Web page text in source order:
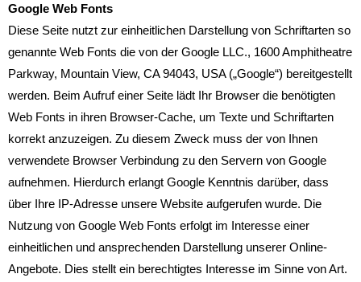
Google Web Fonts
Diese Seite nutzt zur einheitlichen Darstellung von Schriftarten so
genannte Web Fonts die von der Google LLC., 1600 Amphitheatre
Parkway, Mountain View, CA 94043, USA („Google“) bereitgestellt
werden. Beim Aufruf einer Seite lädt Ihr Browser die benötigten
Web Fonts in ihren Browser-Cache, um Texte und Schriftarten
korrekt anzuzeigen. Zu diesem Zweck muss der von Ihnen
verwendete Browser Verbindung zu den Servern von Google
aufnehmen. Hierdurch erlangt Google Kenntnis darüber, dass
über Ihre IP-Adresse unsere Website aufgerufen wurde. Die
Nutzung von Google Web Fonts erfolgt im Interesse einer
einheitlichen und ansprechenden Darstellung unserer Online-
Angebote. Dies stellt ein berechtigtes Interesse im Sinne von Art.